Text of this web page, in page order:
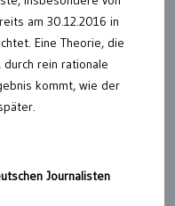
am 30.12.2016 in
Eine Theorie, die
rein rationale
kommt, wie der
Journalisten